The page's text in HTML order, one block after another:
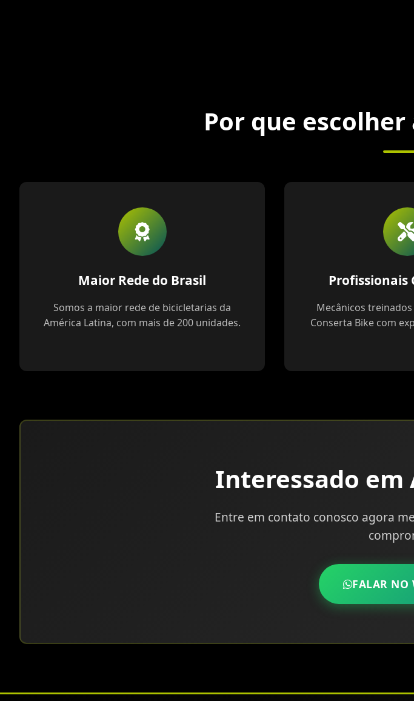
Por que escolher
Maior Rede do Brasil
Somos a maior rede de bicicletarias da
América Latina, com mais de 200 unidades.
Profissionais
Mecânicos
Conserta Bike com
Interessado em
Entre em contato conosco agora
FALAR NO